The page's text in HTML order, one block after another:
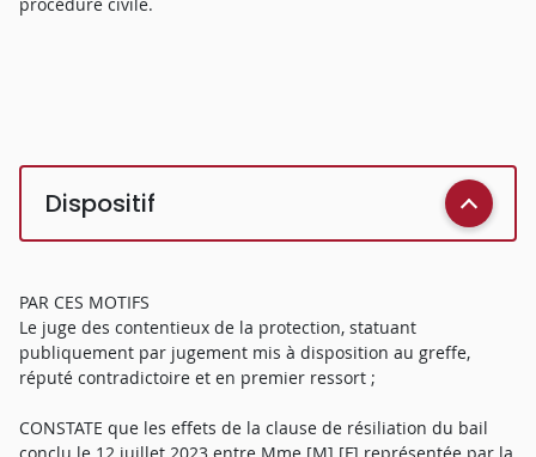
Dispositif
PAR CES MOTIFS
Le juge des contentieux de la protection, statuant
publiquement par jugement mis à disposition au greffe,
réputé contradictoire et en premier ressort ;
CONSTATE que les effets de la clause de résiliation du bail